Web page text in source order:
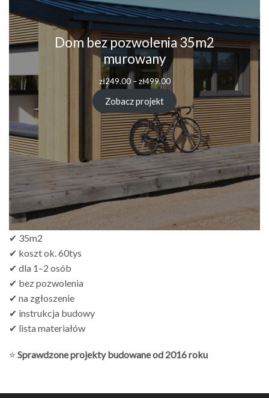
Dom bez pozwolenia 35m2
murowany
zł249.00 – zł499.00Zakres
od
zł249.00
do
zł499.00
Zobacz projekt
✔ 35m2
✔ koszt ok. 60tys
✔ dla 1–2 osób
✔ bez pozwolenia
✔ na zgłoszenie
✔ instrukcja budowy
✔ lista materiałów
⭐ Sprawdzone projekty budowane od 2016 roku